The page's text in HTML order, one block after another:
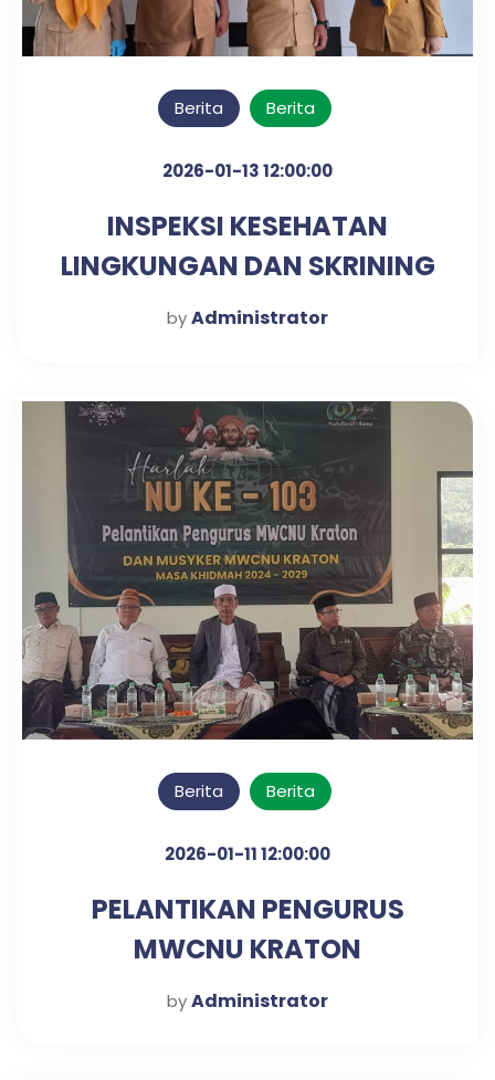
Berita Berita
2026-01-13 12:00:00
INSPEKSI KESEHATAN
LINGKUNGAN DAN SKRINING
DIABETES & HIPERTENSI
byAdministrator
Berita Berita
2026-01-11 12:00:00
PELANTIKAN PENGURUS
MWCNU KRATON
byAdministrator